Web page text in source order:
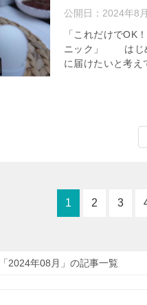
公開日： 2024年8
「これだけでOK
ニック」 はじめ
に届けたいと考
1 2 3
「2024年08月」の記事一覧